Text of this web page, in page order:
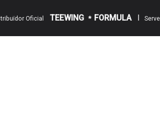
Oficial TEEWING * FORMULA I